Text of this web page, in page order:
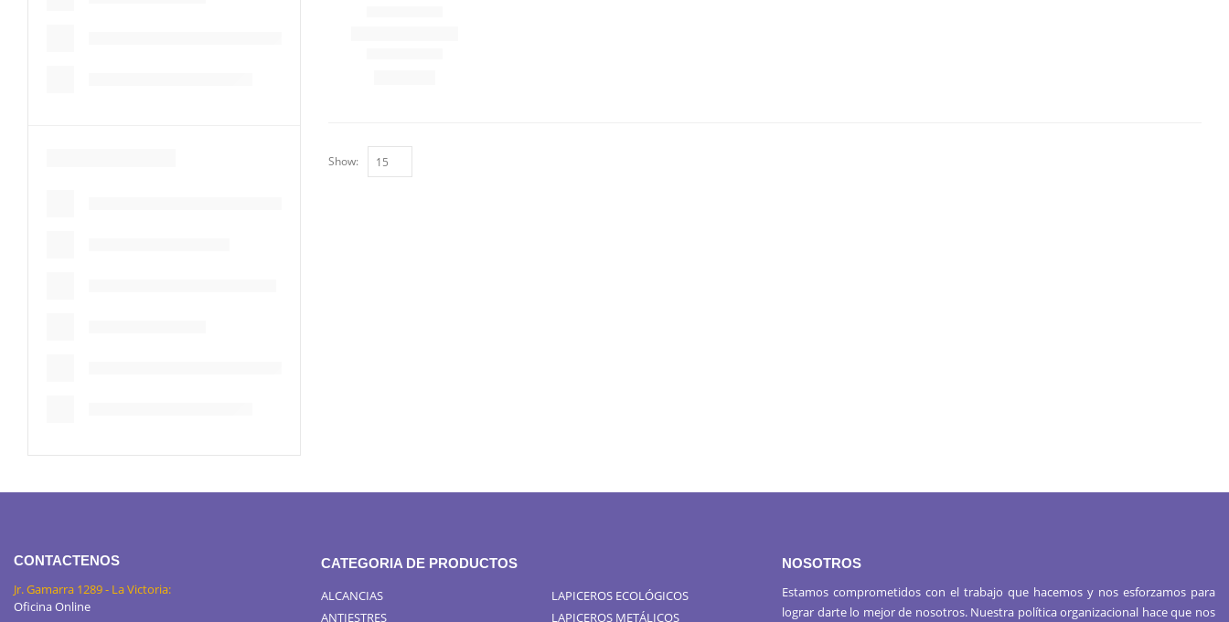
Show:
CONTACTENOS
Jr. Gamarra 1289 - La Victoria:
Oficina Online
CATEGORIA DE PRODUCTOS
ALCANCIAS
ANTIESTRES
LAPICEROS ECOLÓGICOS
LAPICEROS METÁLICOS
NOSOTROS
Estamos comprometidos con el trabajo que hacemos y nos esforzamos para
lograr darte lo mejor de nosotros. Nuestra política organizacional hace que nos